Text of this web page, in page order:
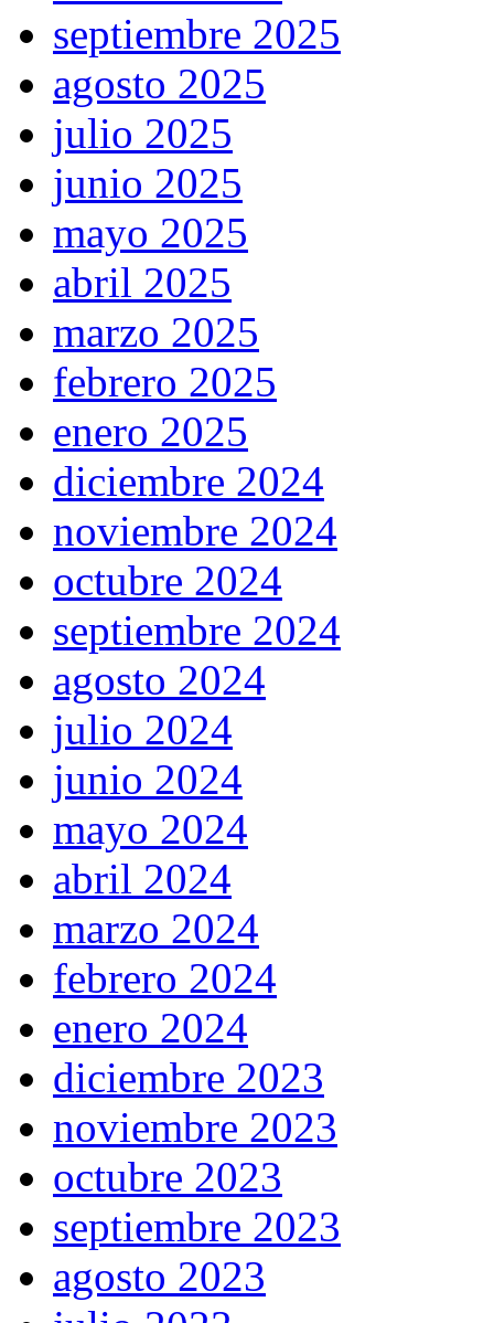
septiembre 2025
agosto 2025
julio 2025
junio 2025
mayo 2025
abril 2025
marzo 2025
febrero 2025
enero 2025
diciembre 2024
noviembre 2024
octubre 2024
septiembre 2024
agosto 2024
julio 2024
junio 2024
mayo 2024
abril 2024
marzo 2024
febrero 2024
enero 2024
diciembre 2023
noviembre 2023
octubre 2023
septiembre 2023
agosto 2023